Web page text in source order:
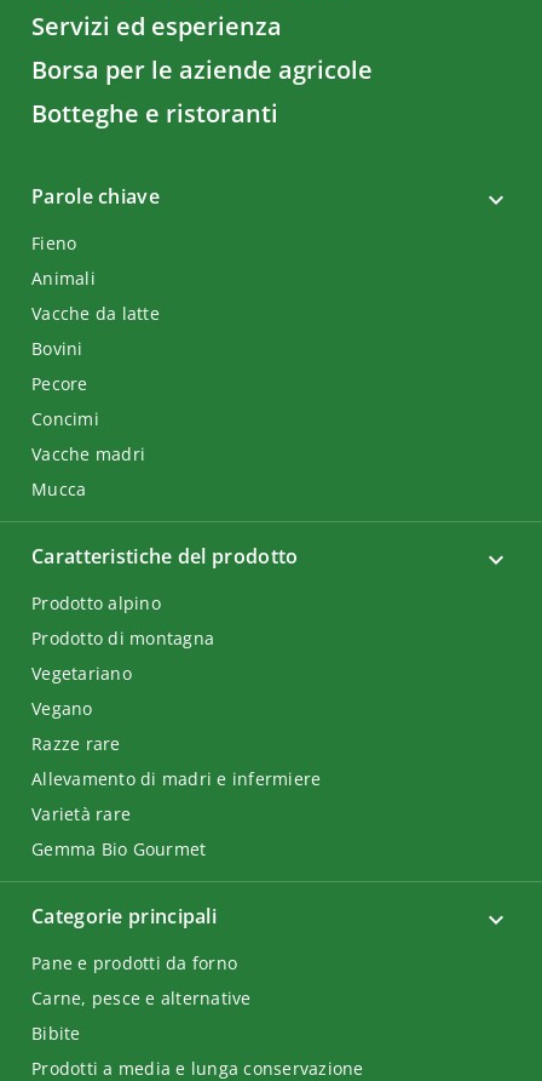
Servizi ed esperienza
Borsa per le aziende agricole
Botteghe e ristoranti
Parole chiave
Fieno
Animali
Vacche da latte
Bovini
Pecore
Concimi
Vacche madri
Mucca
Categorie principali
Pane e prodotti da forno
Carne, pesce e alternative
Bibite
Prodotti a media e lunga conservazione
Caratteristiche del prodotto
Prodotto alpino
Prodotto di montagna
Vegetariano
Vegano
Razze rare
Allevamento di madri e infermiere
Varietà rare
Gemma Bio Gourmet